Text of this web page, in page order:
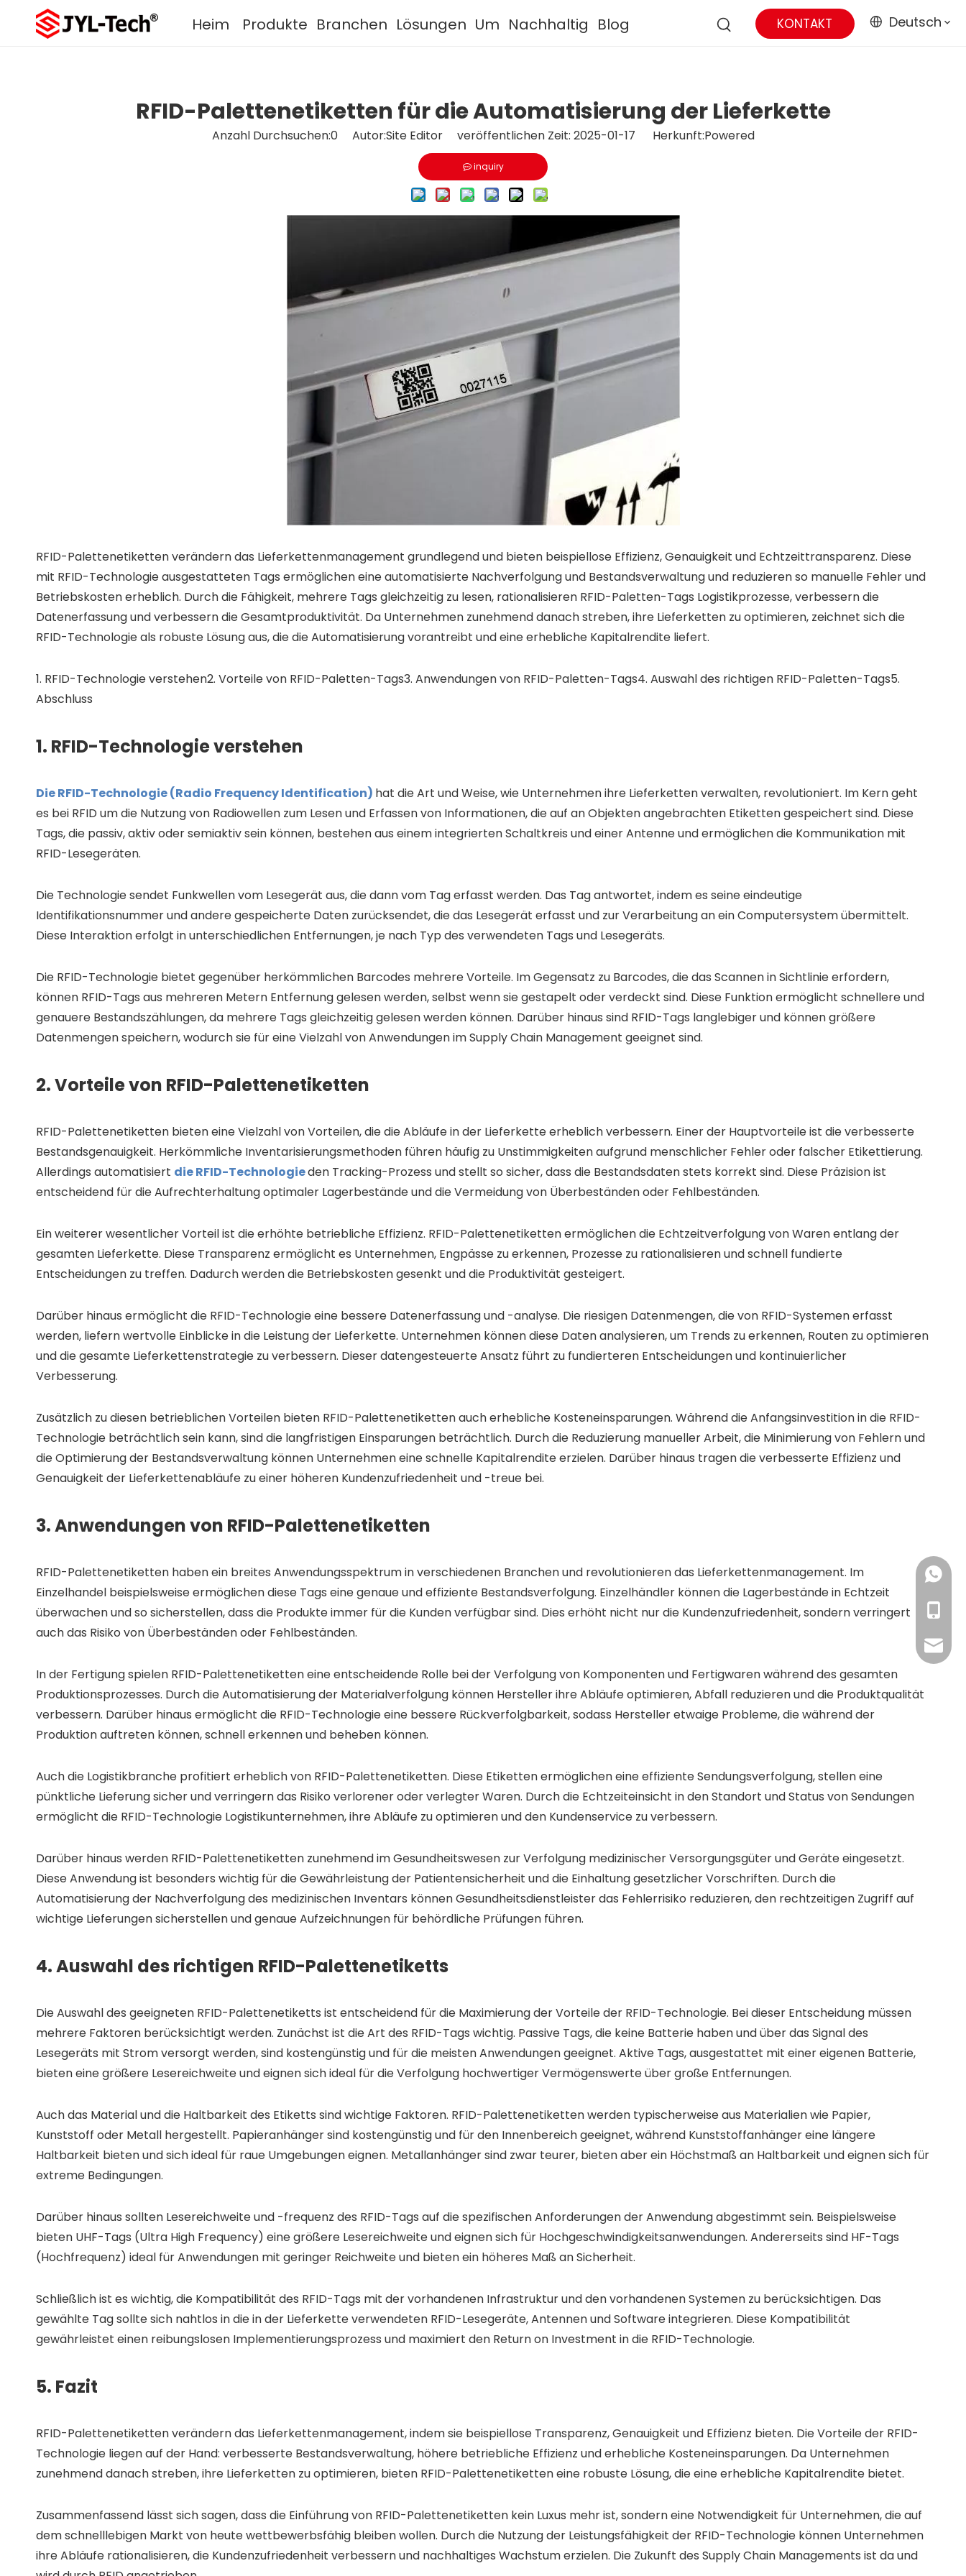
Heim Produkte Branchen Lösungen Um Nachhaltig Blog KONTAKT Deutsch
RFID-Palettenetiketten für die Automatisierung der Lieferkette
Anzahl Durchsuchen:0Autor:Site Editor veröffentlichen Zeit: 2025-01-17 Herkunft:Powered
inquiry
RFID-Palettenetiketten verändern das Lieferkettenmanagement grundlegend und bieten beispiellose Effizienz, Genauigkeit und Echtzeittransparenz. Diese
mit RFID-Technologie ausgestatteten Tags ermöglichen eine automatisierte Nachverfolgung und Bestandsverwaltung und reduzieren so manuelle Fehler und
Betriebskosten erheblich. Durch die Fähigkeit, mehrere Tags gleichzeitig zu lesen, rationalisieren RFID-Paletten-Tags Logistikprozesse, verbessern die
Datenerfassung und verbessern die Gesamtproduktivität. Da Unternehmen zunehmend danach streben, ihre Lieferketten zu optimieren, zeichnet sich die
RFID-Technologie als robuste Lösung aus, die die Automatisierung vorantreibt und eine erhebliche Kapitalrendite liefert.
1. RFID-Technologie verstehen2. Vorteile von RFID-Paletten-Tags3. Anwendungen von RFID-Paletten-Tags4. Auswahl des richtigen RFID-Paletten-Tags5.
Abschluss
1. RFID-Technologie verstehen
Die RFID-Technologie (Radio Frequency Identification) hat die Art und Weise, wie Unternehmen ihre Lieferketten verwalten, revolutioniert. Im Kern geht
es bei RFID um die Nutzung von Radiowellen zum Lesen und Erfassen von Informationen, die auf an Objekten angebrachten Etiketten gespeichert sind. Diese
Tags, die passiv, aktiv oder semiaktiv sein können, bestehen aus einem integrierten Schaltkreis und einer Antenne und ermöglichen die Kommunikation mit
RFID-Lesegeräten.
Die Technologie sendet Funkwellen vom Lesegerät aus, die dann vom Tag erfasst werden. Das Tag antwortet, indem es seine eindeutige
Identifikationsnummer und andere gespeicherte Daten zurücksendet, die das Lesegerät erfasst und zur Verarbeitung an ein Computersystem übermittelt.
Diese Interaktion erfolgt in unterschiedlichen Entfernungen, je nach Typ des verwendeten Tags und Lesegeräts.
Die RFID-Technologie bietet gegenüber herkömmlichen Barcodes mehrere Vorteile. Im Gegensatz zu Barcodes, die das Scannen in Sichtlinie erfordern,
können RFID-Tags aus mehreren Metern Entfernung gelesen werden, selbst wenn sie gestapelt oder verdeckt sind. Diese Funktion ermöglicht schnellere und
genauere Bestandszählungen, da mehrere Tags gleichzeitig gelesen werden können. Darüber hinaus sind RFID-Tags langlebiger und können größere
Datenmengen speichern, wodurch sie für eine Vielzahl von Anwendungen im Supply Chain Management geeignet sind.
2. Vorteile von RFID-Palettenetiketten
RFID-Palettenetiketten bieten eine Vielzahl von Vorteilen, die die Abläufe in der Lieferkette erheblich verbessern. Einer der Hauptvorteile ist die verbesserte
Bestandsgenauigkeit. Herkömmliche Inventarisierungsmethoden führen häufig zu Unstimmigkeiten aufgrund menschlicher Fehler oder falscher Etikettierung.
Allerdings automatisiert die RFID-Technologieden Tracking-Prozess und stellt so sicher, dass die Bestandsdaten stets korrekt sind. Diese Präzision ist
entscheidend für die Aufrechterhaltung optimaler Lagerbestände und die Vermeidung von Überbeständen oder Fehlbeständen.
Ein weiterer wesentlicher Vorteil ist die erhöhte betriebliche Effizienz. RFID-Palettenetiketten ermöglichen die Echtzeitverfolgung von Waren entlang der
gesamten Lieferkette. Diese Transparenz ermöglicht es Unternehmen, Engpässe zu erkennen, Prozesse zu rationalisieren und schnell fundierte
Entscheidungen zu treffen. Dadurch werden die Betriebskosten gesenkt und die Produktivität gesteigert.
Darüber hinaus ermöglicht die RFID-Technologie eine bessere Datenerfassung und -analyse. Die riesigen Datenmengen, die von RFID-Systemen erfasst
werden, liefern wertvolle Einblicke in die Leistung der Lieferkette. Unternehmen können diese Daten analysieren, um Trends zu erkennen, Routen zu optimieren
und die gesamte Lieferkettenstrategie zu verbessern. Dieser datengesteuerte Ansatz führt zu fundierteren Entscheidungen und kontinuierlicher
Verbesserung.
Zusätzlich zu diesen betrieblichen Vorteilen bieten RFID-Palettenetiketten auch erhebliche Kosteneinsparungen. Während die Anfangsinvestition in die RFID-
Technologie beträchtlich sein kann, sind die langfristigen Einsparungen beträchtlich. Durch die Reduzierung manueller Arbeit, die Minimierung von Fehlern und
die Optimierung der Bestandsverwaltung können Unternehmen eine schnelle Kapitalrendite erzielen. Darüber hinaus tragen die verbesserte Effizienz und
Genauigkeit der Lieferkettenabläufe zu einer höheren Kundenzufriedenheit und -treue bei.
3. Anwendungen von RFID-Palettenetiketten
RFID-Palettenetiketten haben ein breites Anwendungsspektrum in verschiedenen Branchen und revolutionieren das Lieferkettenmanagement. Im
Einzelhandel beispielsweise ermöglichen diese Tags eine genaue und effiziente Bestandsverfolgung. Einzelhändler können die Lagerbestände in Echtzeit
überwachen und so sicherstellen, dass die Produkte immer für die Kunden verfügbar sind. Dies erhöht nicht nur die Kundenzufriedenheit, sondern verringert
auch das Risiko von Überbeständen oder Fehlbeständen.
In der Fertigung spielen RFID-Palettenetiketten eine entscheidende Rolle bei der Verfolgung von Komponenten und Fertigwaren während des gesamten
Produktionsprozesses. Durch die Automatisierung der Materialverfolgung können Hersteller ihre Abläufe optimieren, Abfall reduzieren und die Produktqualität
verbessern. Darüber hinaus ermöglicht die RFID-Technologie eine bessere Rückverfolgbarkeit, sodass Hersteller etwaige Probleme, die während der
Produktion auftreten können, schnell erkennen und beheben können.
Auch die Logistikbranche profitiert erheblich von RFID-Palettenetiketten. Diese Etiketten ermöglichen eine effiziente Sendungsverfolgung, stellen eine
pünktliche Lieferung sicher und verringern das Risiko verlorener oder verlegter Waren. Durch die Echtzeiteinsicht in den Standort und Status von Sendungen
ermöglicht die RFID-Technologie Logistikunternehmen, ihre Abläufe zu optimieren und den Kundenservice zu verbessern.
Darüber hinaus werden RFID-Palettenetiketten zunehmend im Gesundheitswesen zur Verfolgung medizinischer Versorgungsgüter und Geräte eingesetzt.
Diese Anwendung ist besonders wichtig für die Gewährleistung der Patientensicherheit und die Einhaltung gesetzlicher Vorschriften. Durch die
Automatisierung der Nachverfolgung des medizinischen Inventars können Gesundheitsdienstleister das Fehlerrisiko reduzieren, den rechtzeitigen Zugriff auf
wichtige Lieferungen sicherstellen und genaue Aufzeichnungen für behördliche Prüfungen führen.
4. Auswahl des richtigen RFID-Palettenetiketts
Die Auswahl des geeigneten RFID-Palettenetiketts ist entscheidend für die Maximierung der Vorteile der RFID-Technologie. Bei dieser Entscheidung müssen
mehrere Faktoren berücksichtigt werden. Zunächst ist die Art des RFID-Tags wichtig. Passive Tags, die keine Batterie haben und über das Signal des
Lesegeräts mit Strom versorgt werden, sind kostengünstig und für die meisten Anwendungen geeignet. Aktive Tags, ausgestattet mit einer eigenen Batterie,
bieten eine größere Lesereichweite und eignen sich ideal für die Verfolgung hochwertiger Vermögenswerte über große Entfernungen.
Auch das Material und die Haltbarkeit des Etiketts sind wichtige Faktoren. RFID-Palettenetiketten werden typischerweise aus Materialien wie Papier,
Kunststoff oder Metall hergestellt. Papieranhänger sind kostengünstig und für den Innenbereich geeignet, während Kunststoffanhänger eine längere
Haltbarkeit bieten und sich ideal für raue Umgebungen eignen. Metallanhänger sind zwar teurer, bieten aber ein Höchstmaß an Haltbarkeit und eignen sich für
extreme Bedingungen.
Darüber hinaus sollten Lesereichweite und -frequenz des RFID-Tags auf die spezifischen Anforderungen der Anwendung abgestimmt sein. Beispielsweise
bieten UHF-Tags (Ultra High Frequency) eine größere Lesereichweite und eignen sich für Hochgeschwindigkeitsanwendungen. Andererseits sind HF-Tags
(Hochfrequenz) ideal für Anwendungen mit geringer Reichweite und bieten ein höheres Maß an Sicherheit.
Schließlich ist es wichtig, die Kompatibilität des RFID-Tags mit der vorhandenen Infrastruktur und den vorhandenen Systemen zu berücksichtigen. Das
gewählte Tag sollte sich nahtlos in die in der Lieferkette verwendeten RFID-Lesegeräte, Antennen und Software integrieren. Diese Kompatibilität
gewährleistet einen reibungslosen Implementierungsprozess und maximiert den Return on Investment in die RFID-Technologie.
5. Fazit
RFID-Palettenetiketten verändern das Lieferkettenmanagement, indem sie beispiellose Transparenz, Genauigkeit und Effizienz bieten. Die Vorteile der RFID-
Technologie liegen auf der Hand: verbesserte Bestandsverwaltung, höhere betriebliche Effizienz und erhebliche Kosteneinsparungen. Da Unternehmen
zunehmend danach streben, ihre Lieferketten zu optimieren, bieten RFID-Palettenetiketten eine robuste Lösung, die eine erhebliche Kapitalrendite bietet.
Zusammenfassend lässt sich sagen, dass die Einführung von RFID-Palettenetiketten kein Luxus mehr ist, sondern eine Notwendigkeit für Unternehmen, die auf
dem schnelllebigen Markt von heute wettbewerbsfähig bleiben wollen. Durch die Nutzung der Leistungsfähigkeit der RFID-Technologie können Unternehmen
ihre Abläufe rationalisieren, die Kundenzufriedenheit verbessern und nachhaltiges Wachstum erzielen. Die Zukunft des Supply Chain Managements ist da und
+86